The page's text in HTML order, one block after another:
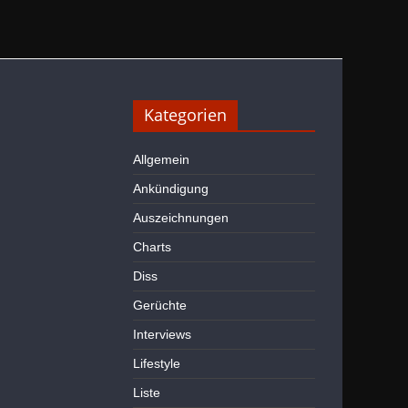
Kategorien
Allgemein
Ankündigung
Auszeichnungen
Charts
Diss
Gerüchte
Interviews
Lifestyle
Liste